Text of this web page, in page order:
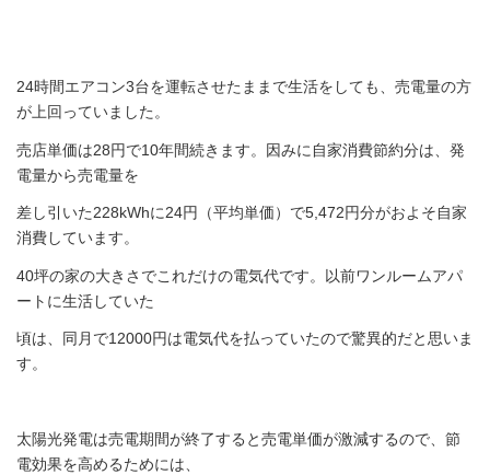
24時間エアコン3台を運転させたままで生活をしても、売電量の方
が上回っていました。
売店単価は28円で10年間続きます。因みに自家消費節約分は、発
電量から売電量を
差し引いた228kWhに24円（平均単価）で5,472円分がおよそ自家
消費しています。
40坪の家の大きさでこれだけの電気代です。以前ワンルームアパ
ートに生活していた
頃は、同月で12000円は電気代を払っていたので驚異的だと思いま
す。
太陽光発電は売電期間が終了すると売電単価が激減するので、節
電効果を高めるためには、